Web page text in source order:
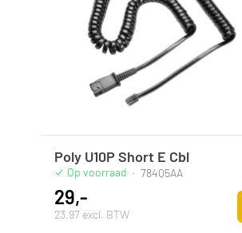
Poly U10P Short E Cbl
Op voorraad · 784Q5AA
29,-
23,97 excl. BTW